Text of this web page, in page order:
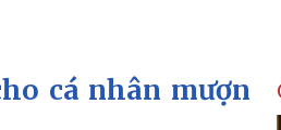
cá nhân mượn